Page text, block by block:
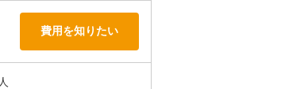
費用を知りたい